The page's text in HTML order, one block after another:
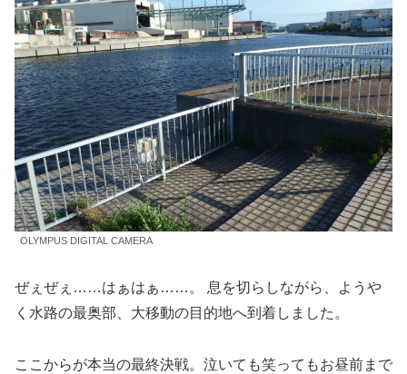
OLYMPUS DIGITAL CAMERA
ぜぇぜぇ……はぁはぁ……。 息を切らしながら、ようや
く水路の最奥部、大移動の目的地へ到着しました。
ここからが本当の最終決戦。泣いても笑ってもお昼前まで